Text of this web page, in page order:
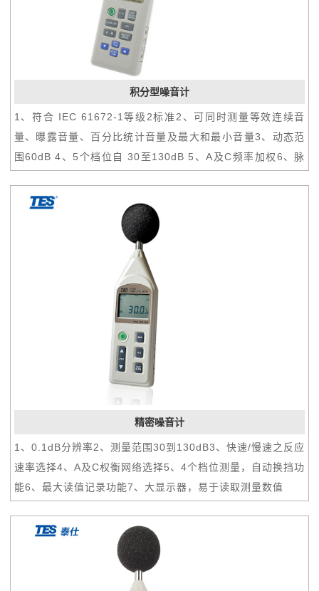
积分型噪音计
1、符合 IEC 61672-1等级2标准2、可同时测量等效连续音
量、曝露音量、百分比统计音量及最大和最小音量3、动态范
围60dB 4、5个档位自 30至130dB 5、A及C频率加权6、脉
（microSD卡）8、USB界面9、音量警告输出信号10、内含
精密噪音计
1、0.1dB分辨率2、测量范围30到130dB3、快速/慢速之反应
速率选择4、A及C权衡网络选择5、4个档位测量，自动换挡功
能6、最大读值记录功能7、大显示器，易于读取测量数值